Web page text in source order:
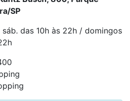
SP
sáb. das 10h às 22h / domingos